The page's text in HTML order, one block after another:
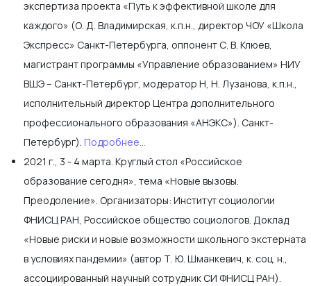
экспертиза проекта «Путь к эффективной школе для
каждого» (О. Д. Владимирская, к.п.н., директор ЧОУ «Школа
Экспресс» Санкт-Петербурга, оппонент С. В. Клюев,
магистрант программы «Управление образованием» НИУ
ВШЭ – Санкт-Петербург, модератор Н, Н. Лузанова, к.п.н.,
исполнительный директор Центра дополнительного
профессионального образования «АНЭКС»). Санкт-
Петербург). Подробнее...
2021 г., 3 - 4 марта. Круглый стол «Российское
образование сегодня», тема «Новые вызовы.
Преодоление». Организаторы: Институт социологии
ФНИСЦ РАН, Российское общество социологов. Доклад
«Новые риски и новые возможности школьного экстерната
в условиях пандемии» (автор Т. Ю. Шманкевич, к. соц. н.,
ассоциированный научный сотрудник СИ ФНИСЦ РАН).